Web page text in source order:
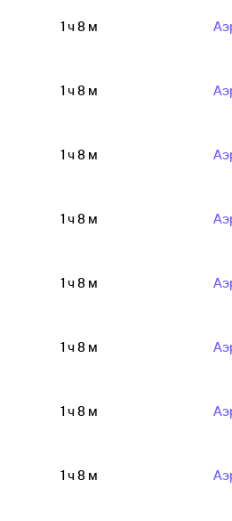
1 ч 8 м
1 ч 8 м
1 ч 8 м
1 ч 8 м
1 ч 8 м
1 ч 8 м
1 ч 8 м
1 ч 8 м